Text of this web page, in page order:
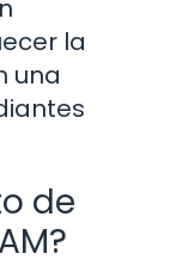
la
una
de